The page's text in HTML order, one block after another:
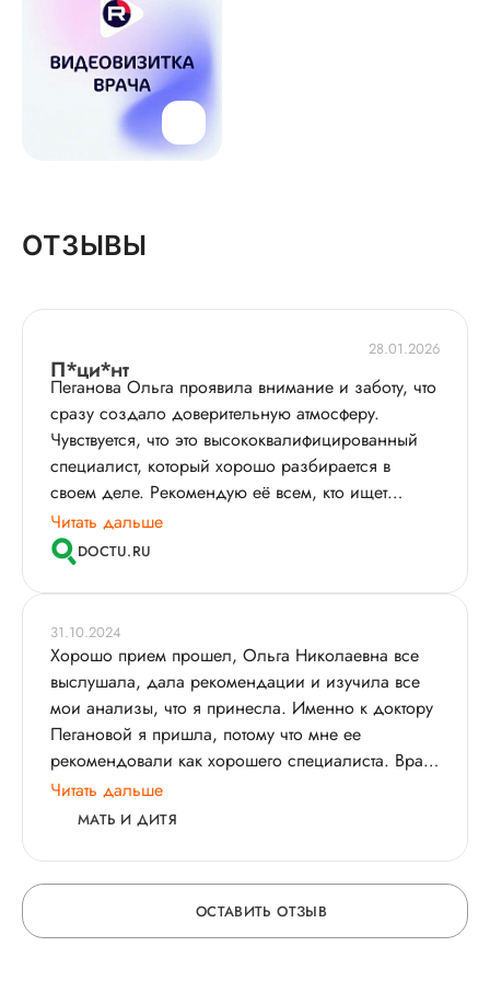
ОТЗЫВЫ
28.01.2026
П*ци*нт
Пеганова Ольга проявила внимание и заботу, что
сразу создало доверительную атмосферу.
Чувствуется, что это высококвалифицированный
специалист, который хорошо разбирается в
своем деле. Рекомендую её всем, кто ищет
подходящего гастроэнтеролога.
Читать дальше
DOCTU.RU
31.10.2024
Хорошо прием прошел, Ольга Николаевна все
выслушала, дала рекомендации и изучила все
мои анализы​, что я принесла. Именно к доктору
Пегановой я пришла, потому что мне ее
рекомендовали как хорошего специалиста. Врач
сделала свои выводы, дала рекомендации,
прописала медикаменты и через месяц предстоит
помимо консультации мне был проведен еще и
осмотр. Врач комментировала все, что она видит,
рассказала что это за проблема, дала мне много
информации. В целом, у меня не осталось каких-
Читать дальше
МАТЬ И ДИТЯ
ОСТАВИТЬ ОТЗЫВ